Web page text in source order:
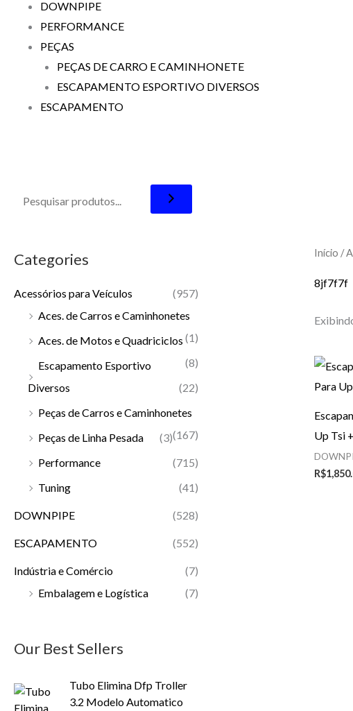
DOWNPIPE
PERFORMANCE
PEÇAS
PEÇAS DE CARRO E CAMINHONETE
ESCAPAMENTO ESPORTIVO DIVERSOS
ESCAPAMENTO
Categories
Acessórios para Veículos
(957)
Aces. de Carros e Caminhonetes
(1)
Aces. de Motos e Quadriciclos
(8)
Escapamento Esportivo
Diversos
(22)
Peças de Carros e Caminhonetes
(167)
Peças de Linha Pesada
(3)
Performance
(715)
Tuning
(41)
DOWNPIPE (528)
ESCAPAMENTO (552)
Indústria e Comércio
(7)
Embalagem e Logística
(7)
Our Best Sellers
Tubo Elimina Dfp Troller
3.2 Modelo Automatico
Início /
8jf7f7f
Up Tsi
R$